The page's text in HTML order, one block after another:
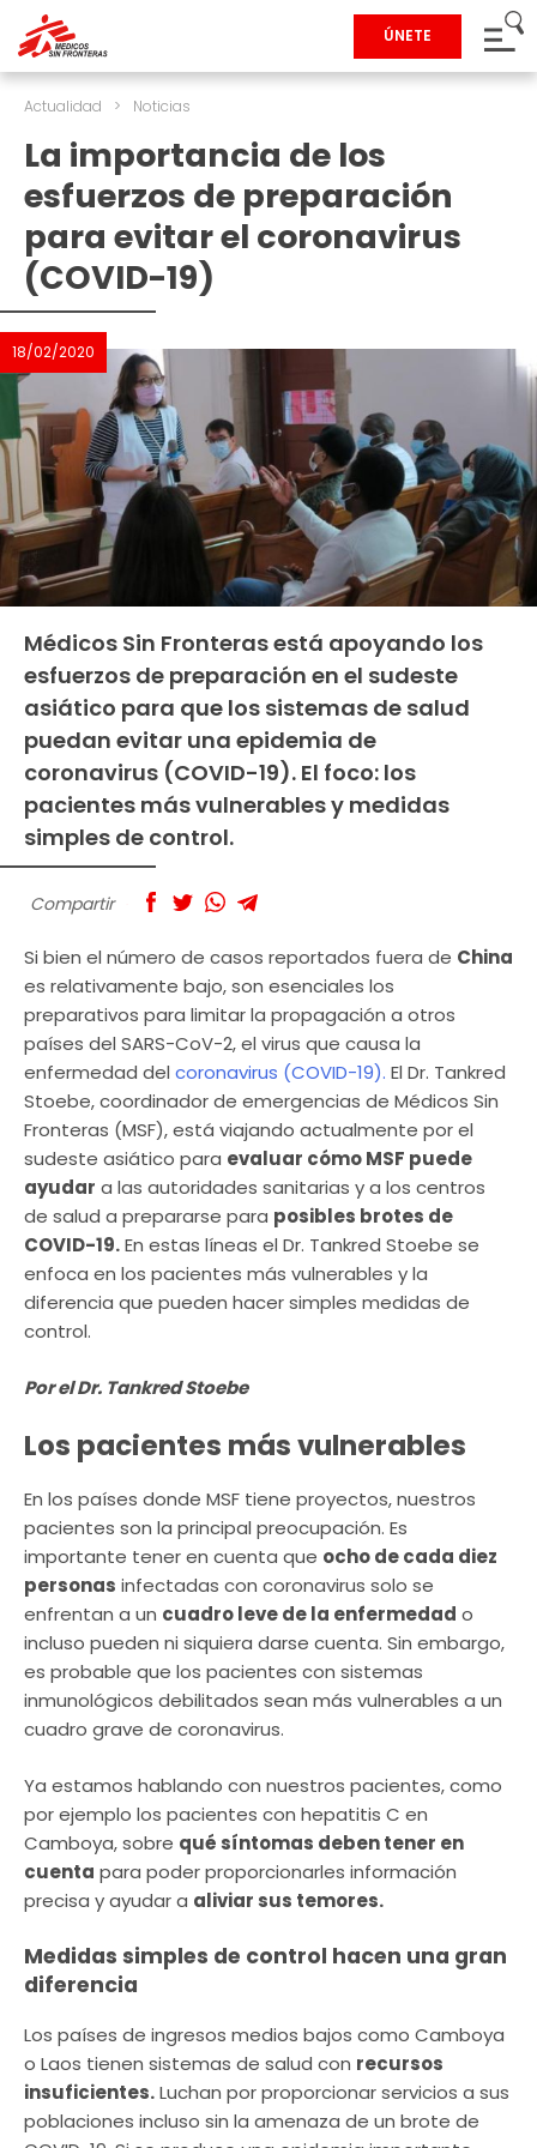
ÚNETE
Actualidad > Noticias
La importancia de los
esfuerzos de preparación
para evitar el coronavirus
(COVID-19)
18/02/2020
Médicos Sin Fronteras está apoyando los
esfuerzos de preparación en el sudeste
asiático para que los sistemas de salud
puedan evitar una epidemia de
coronavirus (COVID-19). El foco: los
pacientes más vulnerables y medidas
simples de control.
Compartir
Si bien el número de casos reportados fuera de China
es relativamente bajo, son esenciales los
preparativos para limitar la propagación a otros
países del SARS-CoV-2, el virus que causa la
enfermedad del coronavirus (COVID-19). El Dr. Tankred
Stoebe, coordinador de emergencias de Médicos Sin
Fronteras (MSF), está viajando actualmente por el
sudeste asiático para evaluar cómo MSF puede
ayudar a las autoridades sanitarias y a los centros
de salud a prepararse para posibles brotes de
COVID-19.En estas líneas el Dr. Tankred Stoebe se
enfoca en los pacientes más vulnerables y la
diferencia que pueden hacer simples medidas de
control.
Por el Dr. Tankred Stoebe
Los pacientes más vulnerables
En los países donde MSF tiene proyectos, nuestros
pacientes son la principal preocupación. Es
importante tener en cuenta que ocho de cada diez
personas infectadas con coronavirus solo se
enfrentan a un cuadro leve de la enfermedad o
incluso pueden ni siquiera darse cuenta. Sin embargo,
es probable que los pacientes con sistemas
inmunológicos debilitados sean más vulnerables a un
cuadro grave de coronavirus.
Ya estamos hablando con nuestros pacientes, como
por ejemplo los pacientes con hepatitis C en
Camboya, sobre qué síntomas deben tener en
cuenta para poder proporcionarles información
precisa y ayudar a aliviar sus temores.
Medidas simples de control hacen una gran
diferencia
Los países de ingresos medios bajos como Camboya
o Laos tienen sistemas de salud con recursos
insuficientes.Luchan por proporcionar servicios a sus
poblaciones incluso sin la amenaza de un brote de